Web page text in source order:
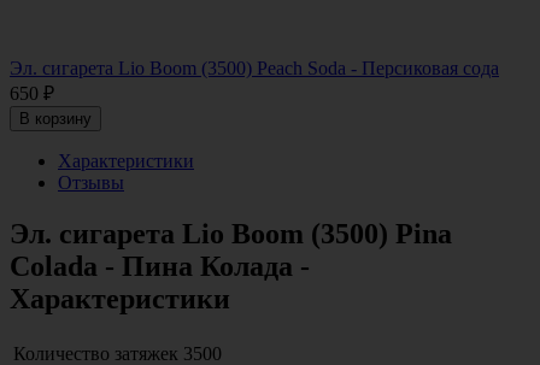
Эл. сигарета Lio Boom (3500) Peach Soda - Персиковая сода
650 ₽
В корзину
Характеристики
Отзывы
Эл. сигарета Lio Boom (3500) Pina
Colada - Пина Колада -
Характеристики
Количество затяжек 3500